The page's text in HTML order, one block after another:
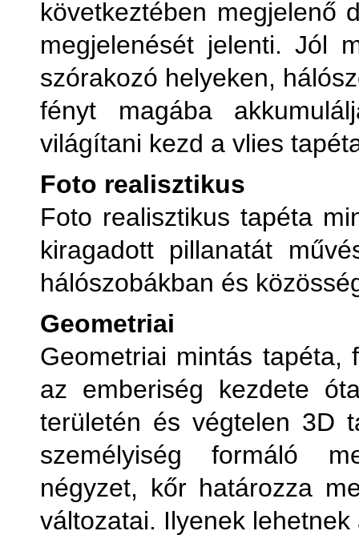
következtében megjelenő
megjelenését jelenti. Jól
szórakozó helyeken,
fényt magába
világítani kezd a vlies
Foto realisztikus
Foto realisztikus tapéta
kiragadott pillanatát
hálószobákban és
Geometriai
Geometriai mintás tapéta,
az emberiség kezdete
területén és végtelen 3D
személyiség formáló
négyzet, kőr határozza
változatai. Ilyenek